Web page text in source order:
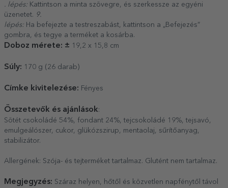
. lépés: Kattintson a minta szövegre, és szerkessze az egyéni
üzenetet. 9.
lépés: Ha befejezte a testreszabást, kattintson a „Befejezés”
gombra, és tegye a terméket a kosárba.
Doboz mérete: ± 19,2 x 15,8 cm
Súly: 170 g (26 darab)
Címke kivitelezése: Fényes
Összetevők és ajánlások:
Sötét csokoládé 54%, fondant 24%, tejcsokoládé 19%, tejsavó,
emulgeálószer, cukor, glükózszirup, mentaolaj, sűrítőanyag,
stabilizátor.
Allergének: Szója- és tejterméket tartalmaz. Glutént nem tartalmaz.
Megjegyzés: Száraz helyen, hőtől és közvetlen napfénytől távol